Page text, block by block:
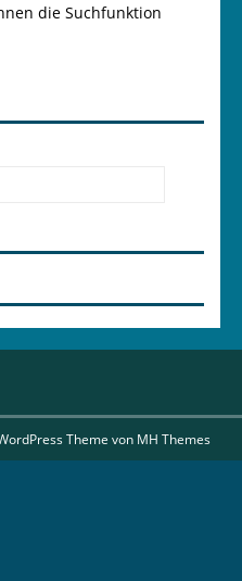
die Suchfunktion
Theme von MH Themes